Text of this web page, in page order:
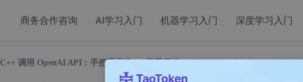
商务合作咨询 AI学习入门 机器学习入门 深度学习入门
C++ 调用 OpenAI API：手把手搭建 AI 应用后端